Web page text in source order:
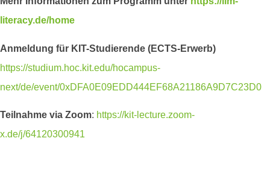
literacy.de/home
Anmeldung für KIT-Studierende (ECTS-Erwerb)
https://studium.hoc.kit.edu/hocampus-
next/de/event/0xDFA0E09EDD444EF68A21186A9D7C23D0
Teilnahme via Zoom: https://kit-lecture.zoom-
x.de/j/64120300941